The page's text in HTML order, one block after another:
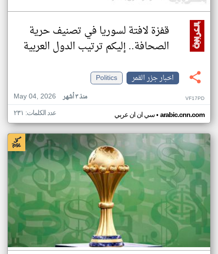
قفزة لافتة لسوريا في تصنيف حرية
الصحافة.. إليكم ترتيب الدول العربية
اخبار جزر القمر
Politics
May 04, 2026
منذ ٣ أشهر VF17PD
سي ان ان عربي• arabic.cnn.com عدد الكلمات: ٢٣١